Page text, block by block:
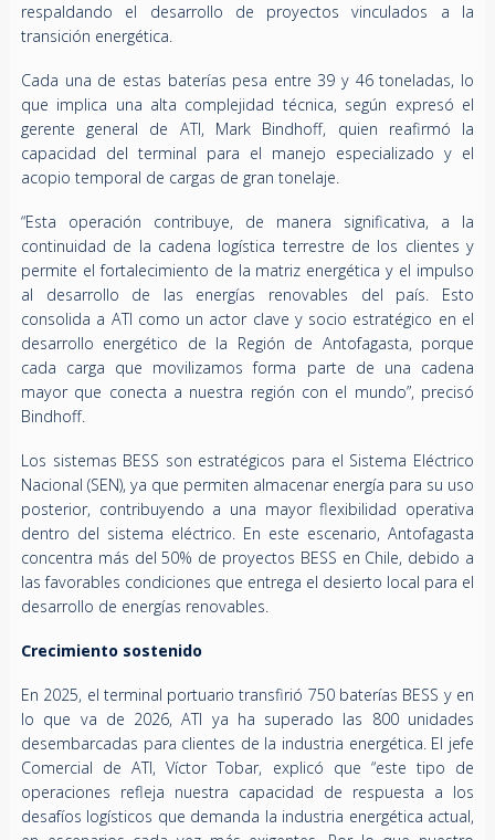
respaldando el desarrollo de proyectos vinculados a la
transición energética.
Cada una de estas baterías pesa entre 39 y 46 toneladas, lo
que implica una alta complejidad técnica, según expresó el
gerente general de ATI, Mark Bindhoff, quien reafirmó la
capacidad del terminal para el manejo especializado y el
acopio temporal de cargas de gran tonelaje.
“Esta operación contribuye, de manera significativa, a la
continuidad de la cadena logística terrestre de los clientes y
permite el fortalecimiento de la matriz energética y el impulso
al desarrollo de las energías renovables del país. Esto
consolida a ATI como un actor clave y socio estratégico en el
desarrollo energético de la Región de Antofagasta, porque
cada carga que movilizamos forma parte de una cadena
mayor que conecta a nuestra región con el mundo”, precisó
Bindhoff.
Los sistemas BESS son estratégicos para el Sistema Eléctrico
Nacional (SEN), ya que permiten almacenar energía para su uso
posterior, contribuyendo a una mayor flexibilidad operativa
dentro del sistema eléctrico. En este escenario, Antofagasta
concentra más del 50% de proyectos BESS en Chile, debido a
las favorables condiciones que entrega el desierto local para el
desarrollo de energías renovables.
Crecimiento sostenido
En 2025, el terminal portuario transfirió 750 baterías BESS y en
lo que va de 2026, ATI ya ha superado las 800 unidades
desembarcadas para clientes de la industria energética. El jefe
Comercial de ATI, Víctor Tobar, explicó que “este tipo de
operaciones refleja nuestra capacidad de respuesta a los
desafíos logísticos que demanda la industria energética actual,